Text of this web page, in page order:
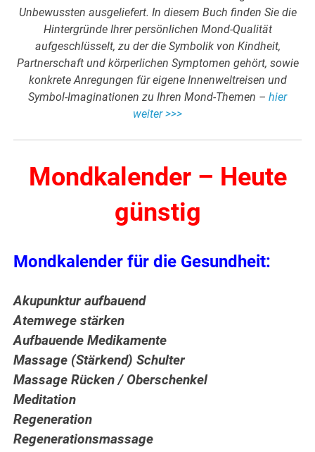
Unbewussten ausgeliefert. In diesem Buch finden Sie die
Hintergründe Ihrer persönlichen Mond-Qualität
aufgeschlüsselt, zu der die Symbolik von Kindheit,
Partnerschaft und körperlichen Symptomen gehört, sowie
konkrete Anregungen für eigene Innenweltreisen und
Symbol-Imaginationen zu Ihren Mond-Themen – hier
weiter >>>
Mondkalender – Heute
günstig
Mondkalender für die Gesundheit:
Akupunktur aufbauend
Atemwege stärken
Aufbauende Medikamente
Massage (Stärkend) Schulter
Massage Rücken / Oberschenkel
Meditation
Regeneration
Regenerationsmassage